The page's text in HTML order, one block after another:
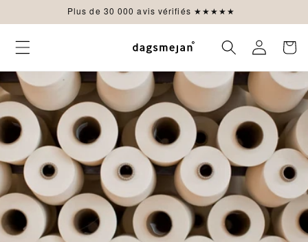
AU
Plus de 30 000 avis vérifiés ★★★★★
ConnexionPanier